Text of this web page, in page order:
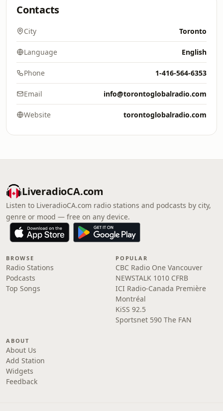
Contacts
City Toronto
Language English
Phone 1-416-564-6353
Email info@torontoglobalradio.com
Website torontoglobalradio.com
LiveradioCA.com
Listen to LiveradioCA.com radio stations and podcasts by city,
genre or mood — free on any device.
BROWSE
Radio Stations
Podcasts
Top Songs
POPULAR
CBC Radio One Vancouver
NEWSTALK 1010 CFRB
ICI Radio-Canada Première
Montréal
KiSS 92.5
Sportsnet 590 The FAN
ABOUT
About Us
Add Station
Widgets
Feedback